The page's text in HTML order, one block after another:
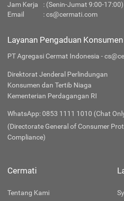
Jam Kerja
: (Senin-Jumat 9:00-17:00)
Email
:cs@cermati.com
Layanan Pengaduan Konsumen
PT Agregasi Cermat Indonesia -
Direktorat Jenderal Perlindungan
Konsumen dan Tertib Niaga
Kementerian Perdagangan RI
WhatsApp: 0853 1111 1010 (Chat
(Directorate General of Consumer
Compliance)
Cermati
Tentang Kami